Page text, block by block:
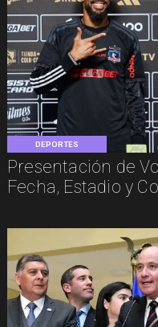
DEPORTES
Presentación de
Fecha, Estadio y